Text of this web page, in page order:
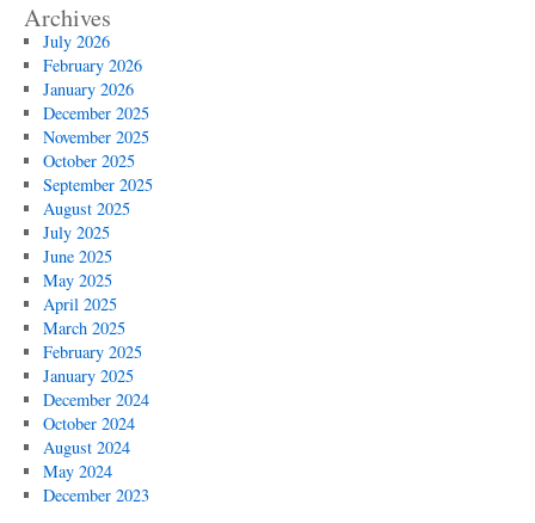
Archives
July 2026
February 2026
January 2026
December 2025
November 2025
October 2025
September 2025
August 2025
July 2025
June 2025
May 2025
April 2025
March 2025
February 2025
January 2025
December 2024
October 2024
August 2024
May 2024
December 2023